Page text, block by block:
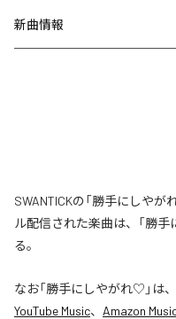
新曲情報
SWANTICKの「勝手にしや
ル配信された楽曲は、「勝
る。
なお「勝手にしやがれ♡ 」は、
YouTube Music、 Amazon